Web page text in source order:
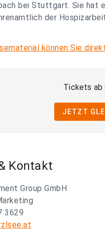
bei Stuttgart. Sie hat
der
können Sie
Tickets
JETZT
Kontakt
Group GmbH
3629